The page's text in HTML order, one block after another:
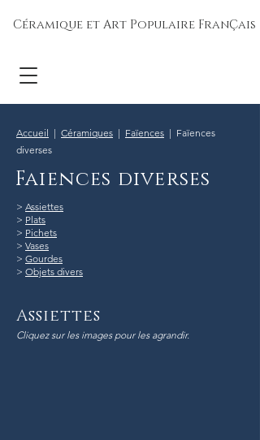
Céramique et Art Populaire FranÇais
Accueil | Céramiques | Faïences | Faïences
diverses
Faiences diverses
> Assiettes
> Plats
> Pichets
> Vases
> Gourdes
> Objets divers
Assiettes
Cliquez sur les images pour les agrandir.